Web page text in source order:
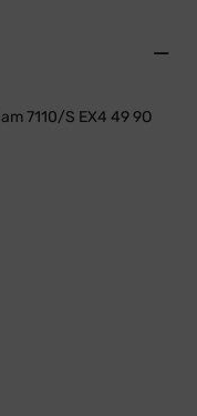
7110/S EX4 49 9O